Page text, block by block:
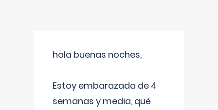
hola buenas noches,
Estoy embarazada de 4
semanas y media, qué